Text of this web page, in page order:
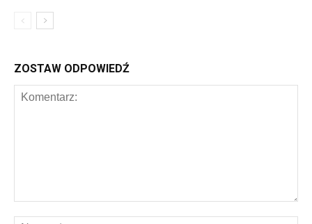
ZOSTAW ODPOWIEDŹ